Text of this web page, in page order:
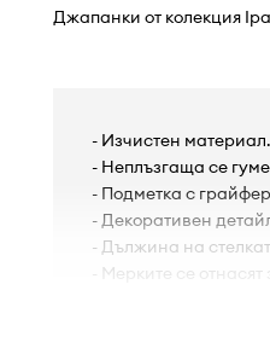
Джапанки от колекция
- Изчистен материал.
- Неплъзгаща се
- Подметка с
- Декоративен
- Дължина на
- Мерките се